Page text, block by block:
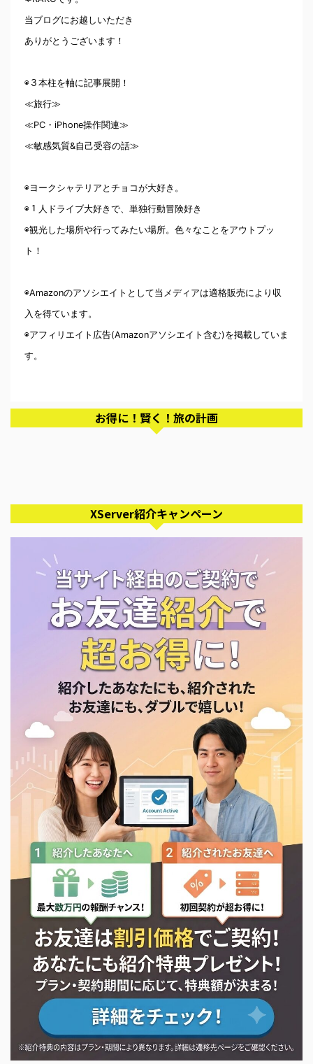
当ブログにお越しいただき
ありがとうございます！
◉３本柱を軸に記事展開！
≪旅行≫
≪PC・iPhone操作関連≫
≪敏感気質&自己受容の話≫
◉ヨークシャテリアとチョコが大好き。
◉１人ドライブ大好きで、単独行動冒険好き
◉観光した場所や行ってみたい場所。色々なことをアウトプッ
ト！
◉Amazonのアソシエイトとして当メディアは適格販売により収
入を得ています。
◉アフィリエイト広告(Amazonアソシエイト含む)を掲載していま
す。
お得に！賢く！旅の計画